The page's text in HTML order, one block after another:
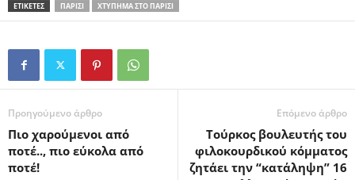
ΕΤΙΚΕΤΕΣ ΠΑΡΊΣΙ ΧΤΎΠΗΜΑ ΣΤΟ ΠΑΡΊΣΙ
Προηγούμενο άρθρο
Πιο χαρούμενοι από
ποτέ.., πιο εύκολα από
ποτέ!
Επόμενο άρθρο
Τούρκος βουλευτής του
φιλοκουρδικού κόμματος
ζητάει την “κατάληψη” 16